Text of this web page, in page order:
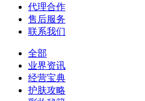
代理合作
售后服务
联系我们
全部
业界资讯
经营宝典
护肤攻略